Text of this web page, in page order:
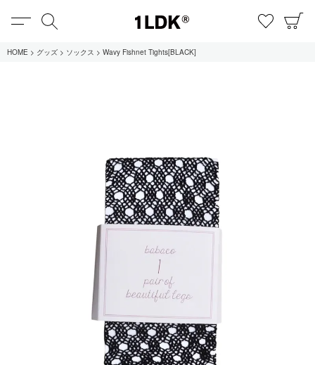
MENU お気に
全てのアイテム
限定
全てのブランド
UNIVERSAL PRODUCTS.
MY___
1LDK STAND
HOME グッズ ソックス Wavy Fishnet Tights[BLACK]